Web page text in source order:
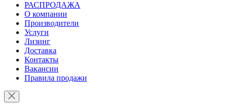
РАСПРОДАЖА
О компании
Производители
Услуги
Лизинг
Доставка
Контакты
Вакансии
Правила продажи